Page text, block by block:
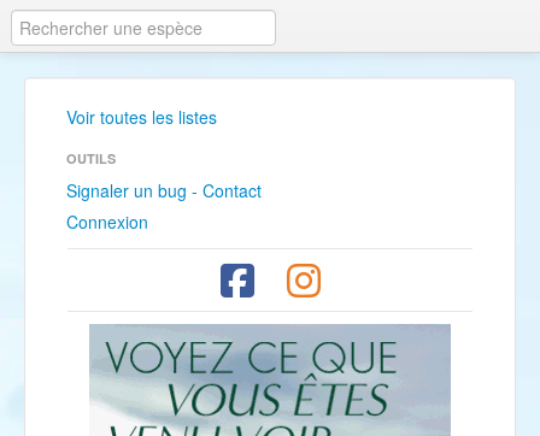
Voir toutes les listes
OUTILS
Signaler un bug - Contact
Connexion